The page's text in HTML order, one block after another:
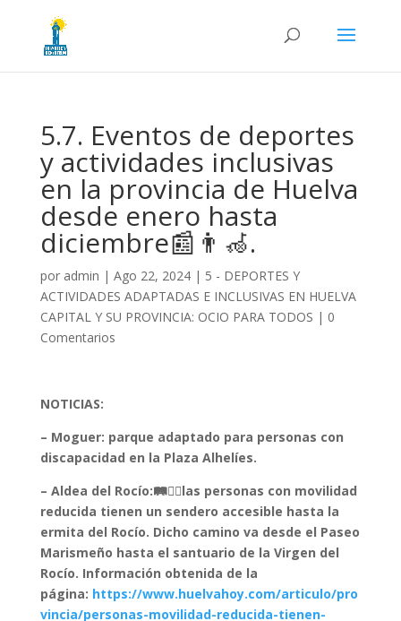
5.7. Eventos de deportes
y actividades inclusivas
en la provincia de Huelva
desde enero hasta
diciembre📰👨‍🦽.
por admin | Ago 22, 2024| 5 - DEPORTES Y
ACTIVIDADES ADAPTADAS E INCLUSIVAS EN HUELVA
CAPITAL Y SU PROVINCIA: OCIO PARA TODOS | 0
Comentarios
NOTICIAS:
– Moguer: parque adaptado para personas con
discapacidad en la Plaza Alhelíes.
– Aldea del Rocío:🛤️🚶‍♂️las personas con movilidad
reducida tienen un sendero accesible hasta la
ermita del Rocío. Dicho camino va desde el Paseo
Marismeño hasta el santuario de la Virgen del
Rocío. Información obtenida de la
página: https://www.huelvahoy.com/articulo/pro
vincia/personas-movilidad-reducida-tienen-